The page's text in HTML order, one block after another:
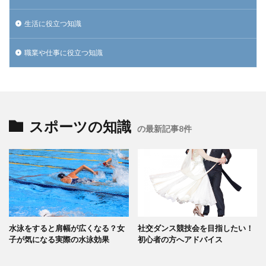
生活に役立つ知識
職業や仕事に役立つ知識
スポーツの知識 の最新記事8件
水泳をすると肩幅が広くなる？女
子が気になる実際の水泳効果
社交ダンス競技会を目指したい！
初心者の方へアドバイス